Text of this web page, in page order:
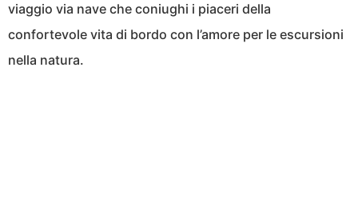
viaggio via nave che coniughi i piaceri della
confortevole vita di bordo con l’amore per le escursioni
nella natura.